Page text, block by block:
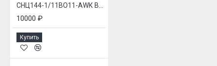
10000 ₽
Купить